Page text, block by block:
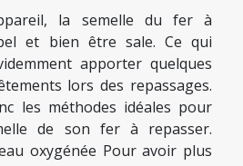
la semelle du fer à
et bien être sale. Ce qui
apporter quelques
lors des repassages.
les méthodes idéales pour
de son fer à repasser.
oxygénée Pour avoir plus